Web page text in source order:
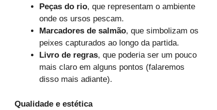
Peças do rio, que representam o ambiente
onde os ursos pescam.
Marcadores de salmão, que simbolizam os
peixes capturados ao longo da partida.
Livro de regras, que poderia ser um pouco
mais claro em alguns pontos (falaremos
disso mais adiante).
Qualidade e estética